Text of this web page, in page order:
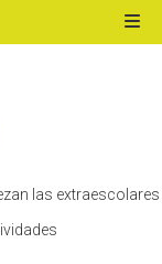
las extraescolares